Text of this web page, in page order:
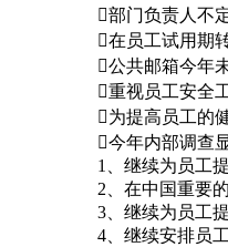
部门负责人不
在员工试用期
公共邮箱今年
重视员工安全
为提高员工的
今年内部调查
1、继续为员工
2、在中国重要
3、继续为员工
4、继续安排员